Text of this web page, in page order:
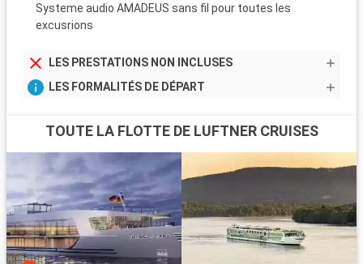
Systeme audio AMADEUS sans fil pour toutes les
excusrions
LES PRESTATIONS NON INCLUSES
LES FORMALITÉS DE DÉPART
TOUTE LA FLOTTE DE LUFTNER CRUISES